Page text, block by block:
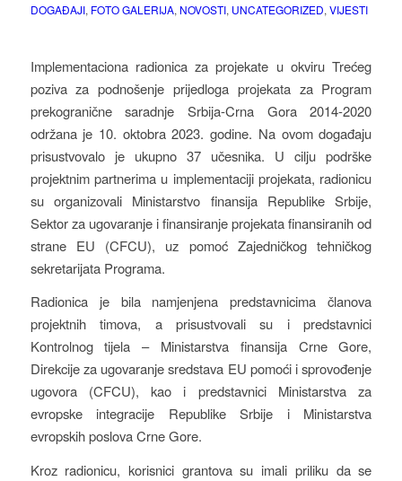
DOGAĐAJI, FOTO GALERIJA, NOVOSTI, UNCATEGORIZED, VIJESTI
Implementaciona radionica za projekate u okviru Trećeg
poziva za podnošenje prijedloga projekata za Program
prekogranične saradnje Srbija-Crna Gora 2014-2020
održana je 10. oktobra 2023. godine. Na ovom događaju
prisustvovalo je ukupno 37 učesnika. U cilju podrške
projektnim partnerima u implementaciji projekata, radionicu
su organizovali Ministarstvo finansija Republike Srbije,
Sektor za ugovaranje i finansiranje projekata finansiranih od
strane EU (CFCU), uz pomoć Zajedničkog tehničkog
sekretarijata Programa.
Radionica je bila namjenjena predstavnicima članova
projektnih timova, a prisustvovali su i predstavnici
Kontrolnog tijela – Ministarstva finansija Crne Gore,
Direkcije za ugovaranje sredstava EU pomoći i sprovođenje
ugovora (CFCU), kao i predstavnici Ministarstva za
evropske integracije Republike Srbije i Ministarstva
evropskih poslova Crne Gore.
Kroz radionicu, korisnici grantova su imali priliku da se